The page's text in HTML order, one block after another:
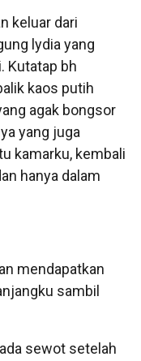
keluar dari
lydia yang
Kutatap bh
kaos putih
agak bongsor
yang juga
kamarku, kembali
hanya dalam
mendapatkan
sambil
sewot setelah